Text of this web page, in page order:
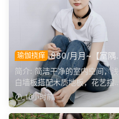
瑜伽挠痒 880/月月~【室隅
姿影】雅室定格多样姿态，记
录鞋袜与肢体的百态呈现。
简介: 简洁干净的室内空间，浅
白墙板搭配木质地板，花艺摆件
点缀场景。月月身着白...
16小时前